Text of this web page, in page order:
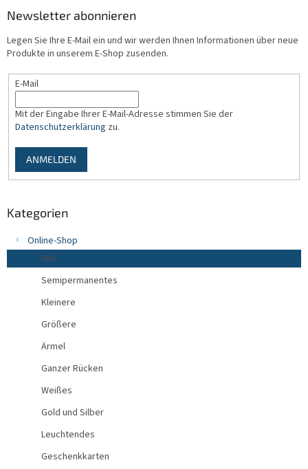
Newsletter abonnieren
Legen Sie Ihre E-Mail ein und wir werden Ihnen Informationen über neue
Produkte in unserem E-Shop zusenden.
E-Mail
Mit der Eingabe Ihrer E-Mail-Adresse stimmen Sie der
Datenschutzerklärung zu.
ANMELDEN
Kategorien
Online-Shop
Alle
Semipermanentes
Kleinere
Größere
Ärmel
Ganzer Rücken
Weißes
Gold und Silber
Leuchtendes
Geschenkkarten